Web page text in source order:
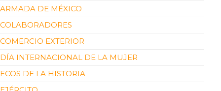
ARMADA DE MÉXICO
COLABORADORES
COMERCIO EXTERIOR
DÍA INTERNACIONAL DE LA MUJER
ECOS DE LA HISTORIA